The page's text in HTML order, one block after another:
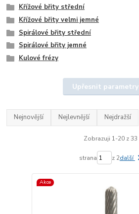
Křížové břity střední
Křížové břity velmi jemné
Spirálové břity střední
Spirálové břity jemné
Kulové frézy
Upřesnit parametry
Nejnovější Nejlevnější Nejdražší
Zobrazuji 1-20 z 33
strana z 2další
Akce